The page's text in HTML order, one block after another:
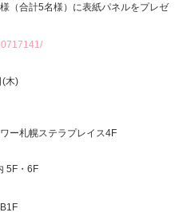
（合計5名様）に表紙パネルをプレゼ
(木)
ー札幌ステラプレイス4F
5F・6F